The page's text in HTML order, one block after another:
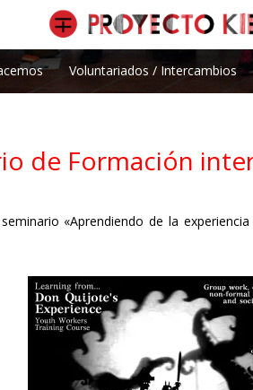
Voluntariados / Intercambios
de Formación
«Aprendiendo de la